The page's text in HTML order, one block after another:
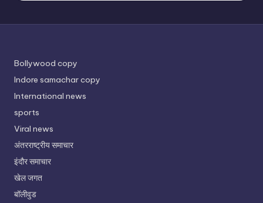
Bollywood copy
Indore samachar copy
International news
sports
Viral news
अंतरराष्ट्रीय समाचार
इंदौर समाचार
खेल जगत
बॉलीवुड